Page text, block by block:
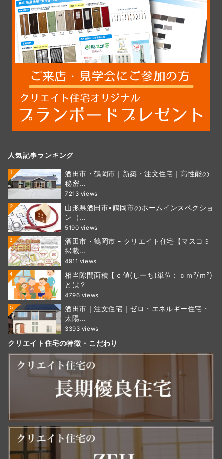
人気記事ランキング
1
酒田市・鶴岡市｜新築・注文住宅｜高性能の
秘密...
7213 views
2
山形県酒田市•鶴岡市のホームインスペクショ
ン（...
5190 views
3
酒田市・鶴岡市 - クリエイト住宅【マスコミ
掲載...
4911 views
4
相当隙間面積【ｃ値(しーち)単位：ｃｍ²/ｍ²)
とは？
4796 views
5
酒田市｜注文住宅｜ゼロ・エネルギー住宅・
太陽...
3393 views
クリエイト住宅の特徴・こだわり